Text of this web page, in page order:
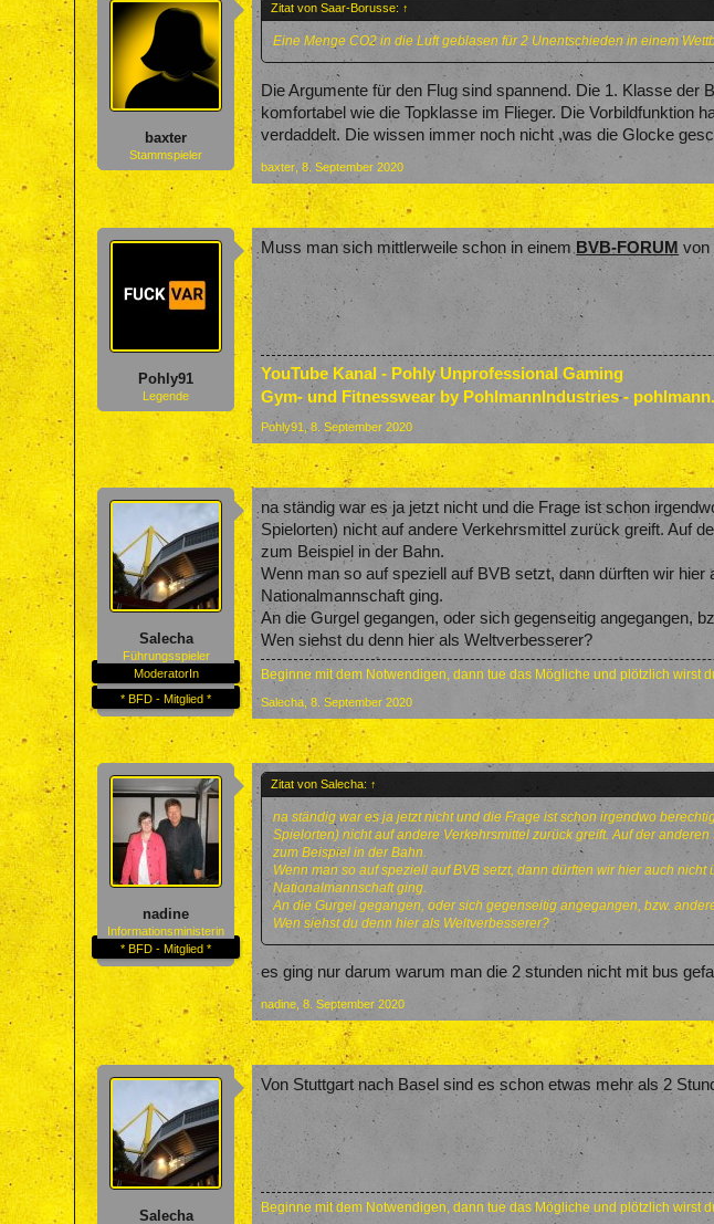
baxter
Stammspieler
Zitat von Saar-Borusse: ↑
Eine Menge CO2 in die Luft geblasen für 2 Unentschieden in einem
Die Argumente für den Flug sind spannend. Die 1. Klasse
komfortabel wie die Topklasse im Flieger. Die Vorbildfunktion
verdaddelt. Die wissen immer noch nicht ,was die Glocke
baxter 8. September 2020
Pohly91
Legende
Muss man sich mittlerweile schon in einem BVB-FORUM von
YouTube Kanal - Pohly Unprofessional Gaming
Gym- und Fitnesswear by PohlmannIndustries -
Pohly91 , 8. September 2020
Salecha
Führungsspieler
ModeratorIn
* BFD - Mitglied *
na ständig war es ja jetzt nicht und die Frage ist schon
Spielorten) nicht auf andere Verkehrsmittel zurück greift. Auf
zum Beispiel in der Bahn.
Wenn man so auf speziell auf BVB setzt, dann dürften wir
Nationalmannschaft ging.
An die Gurgel gegangen, oder sich gegenseitig angegangen,
Wen siehst du denn hier als Weltverbesserer?
Beginne mit dem Notwendigen, dann tue das Mögliche und plötzlich wirst
Salecha 8. September 2020
nadine
Informationsministerin
* BFD - Mitglied *
Zitat von Salecha: ↑
na ständig war es ja jetzt nicht und die Frage ist schon irgendwo
Spielorten) nicht auf andere Verkehrsmittel zurück greift. Auf der
zum Beispiel in der Bahn.
Wenn man so auf speziell auf BVB setzt, dann dürften wir hier auch
Nationalmannschaft ging.
An die Gurgel gegangen, oder sich gegenseitig angegangen, bzw.
Wen siehst du denn hier als Weltverbesserer?
es ging nur darum warum man die 2 stunden nicht mit bus
nadine 8. September 2020
Salecha
Von Stuttgart nach Basel sind es schon etwas mehr als 2
Beginne mit dem Notwendigen, dann tue das Mögliche und plötzlich wirst